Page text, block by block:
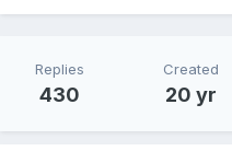
Replies
430
Created
20 yr